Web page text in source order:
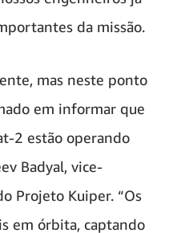
da missão.
mas neste ponto
em informar que
2 estão operando
Badyal, vice-
Projeto Kuiper. “Os
em órbita, captando